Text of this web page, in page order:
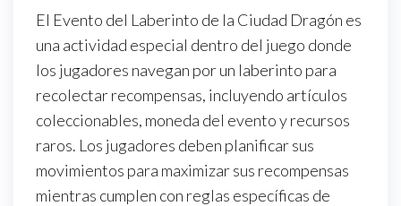
El Evento del Laberinto de la Ciudad Dragón es
una actividad especial dentro del juego donde
los jugadores navegan por un laberinto para
recolectar recompensas, incluyendo artículos
coleccionables, moneda del evento y recursos
raros. Los jugadores deben planificar sus
movimientos para maximizar sus recompensas
mientras cumplen con reglas específicas de